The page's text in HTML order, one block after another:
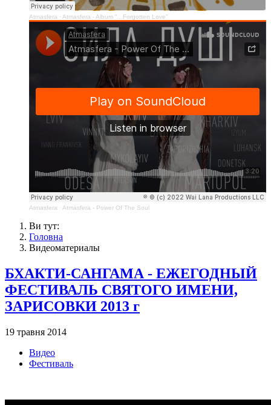
Atmasfera · Atmasfera - Album "...Forgotten Love"
Atmasfera · Atmasfera - Power Of The Soul
Ви тут:
Головна
Видеоматериалы
БХАКТИ-САНГАМА - ЕЖЕГОДНЫЙ
ФЕСТИВАЛЬ СВЯТОГО ИМЕНИ,
ЗАРИСОВКИ 2013 г
19 травня 2014
Видео
Фестиваль